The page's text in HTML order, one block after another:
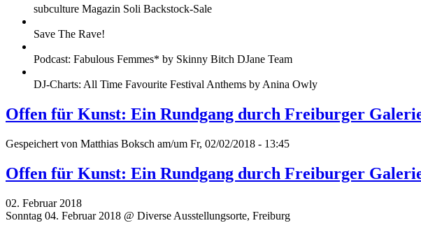
subculture Magazin Soli Backstock-Sale
Save The Rave!
Podcast: Fabulous Femmes* by Skinny Bitch DJane Team
DJ-Charts: All Time Favourite Festival Anthems by Anina Owly
Offen für Kunst: Ein Rundgang durch Freiburger
Gespeichert von Matthias Boksch am/um Fr, 02/02/2018 - 13:45
Offen für Kunst: Ein Rundgang durch Freiburger
02. Februar 2018
Sonntag 04. Februar 2018 @ Diverse Ausstellungsorte, Freiburg